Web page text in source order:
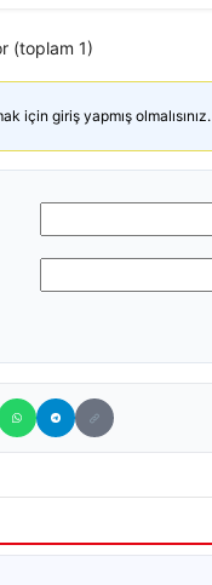
(toplam 1)
için giriş yapmış olmalısınız.